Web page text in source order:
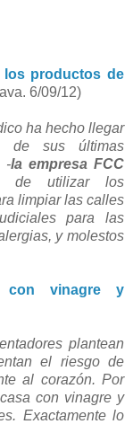
los productos de
6/09/12)
ha hecho llegar
de sus últimas
-la empresa FCC
de utilizar los
limpiar las calles
para las
y molestos
con vinagre y
plantean
el riesgo de
al corazón. Por
con vinagre y
Exactamente lo